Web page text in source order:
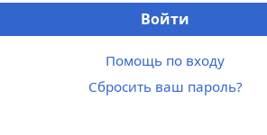
Войти
Помощь по входу
Сбросить ваш пароль?